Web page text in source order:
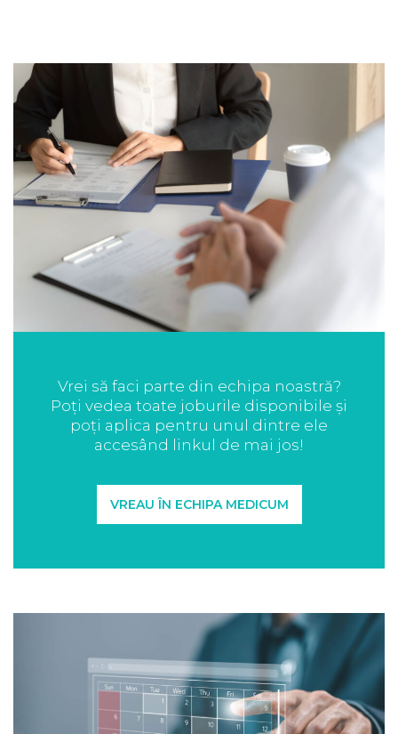
Vrei să faci parte din echipa noastră?
Poți vedea toate joburile disponibile și
poți aplica pentru unul dintre ele
accesând linkul de mai jos!
VREAU ÎN ECHIPA MEDICUM